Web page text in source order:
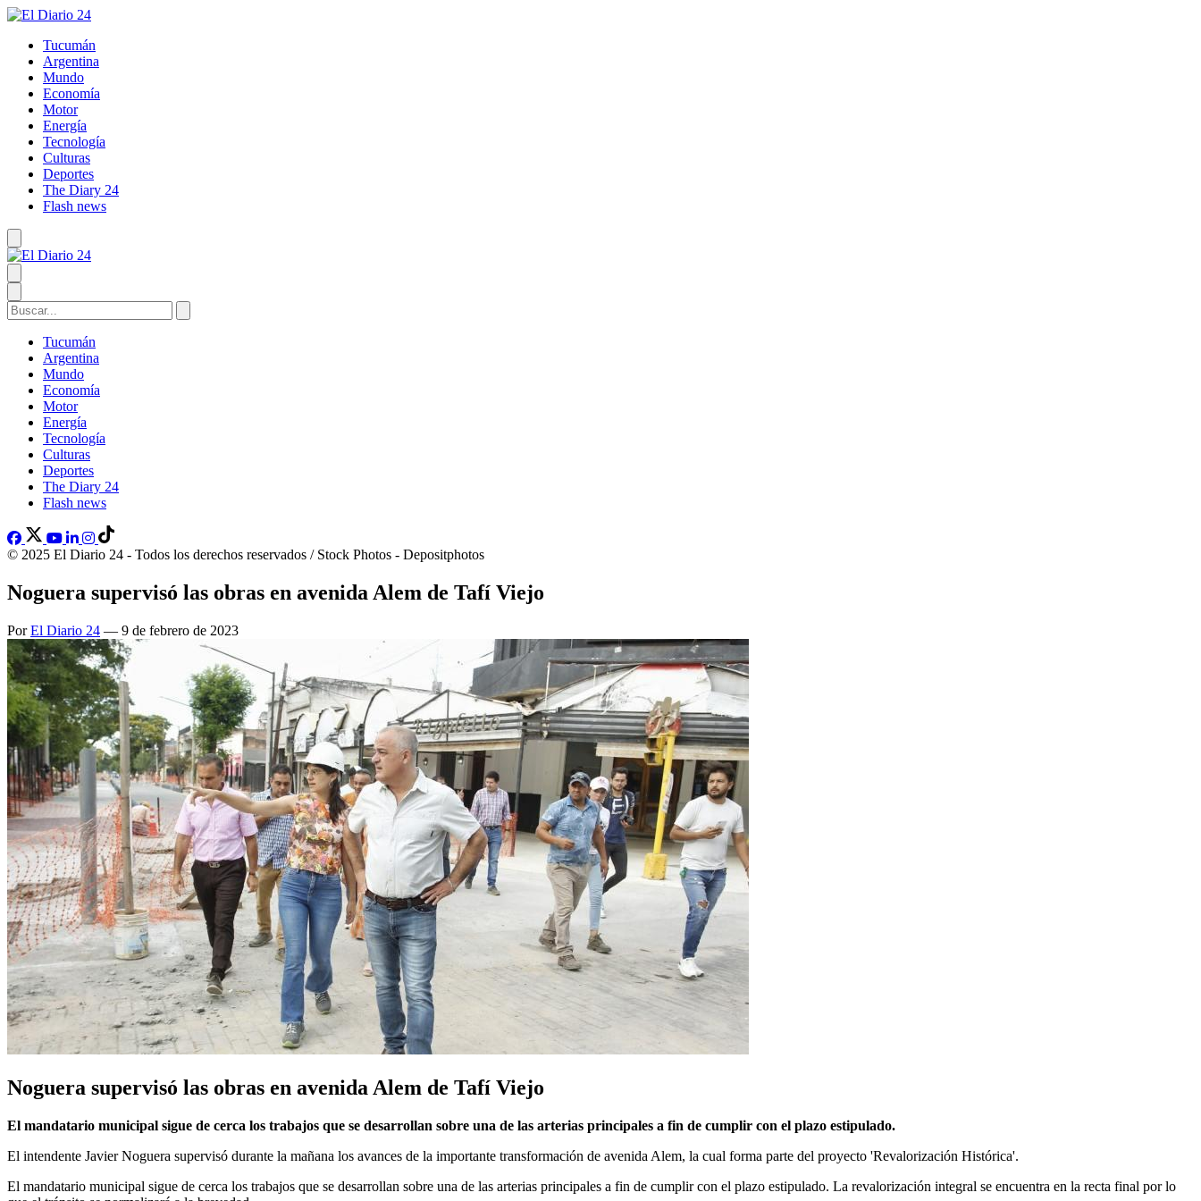
Tucumán
Argentina
Mundo
Economía
Motor
Energía
Tecnología
Culturas
Deportes
The Diary 24
Flash news
Tucumán
Argentina
Mundo
Economía
Motor
Energía
Tecnología
Culturas
Deportes
The Diary 24
Flash news
© 2025 El Diario 24 - Todos los derechos reservados / Stock Photos - Depositphotos
Noguera supervisó las obras en avenida Alem de Tafí Viejo
PorEl Diario 24 — 9 de febrero de 2023
Noguera supervisó las obras en avenida Alem de Tafí Viejo
El mandatario municipal sigue de cerca los trabajos que se desarrollan sobre una de las arterias principales a fin de cumplir con el plazo estipulado.
El intendente Javier Noguera supervisó durante la mañana los avances de la importante transformación de avenida Alem, la cual forma parte del proyecto 'Revalorización Histórica'.
El mandatario municipal sigue de cerca los trabajos que se desarrollan sobre una de las arterias principales a fin de cumplir con el plazo estipulado. La revalorización integral se encuentra en la recta final por lo